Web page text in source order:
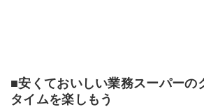
■安くておいしい業務スーパーの
タイムを楽しもう